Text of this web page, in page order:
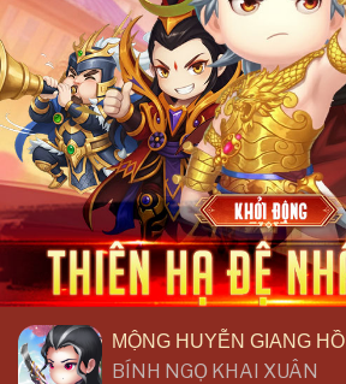
MỘNG HUYỄN GIANG HỒ
BÍNH NGỌ KHAI XUÂN